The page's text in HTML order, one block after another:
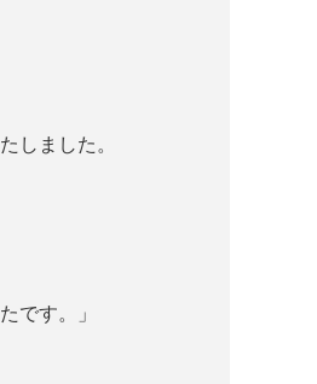
しました。
です。」